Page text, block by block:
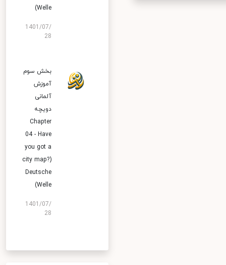
Welle)
1401/07/
28
بخش سوم
آموزش
آلمانی
دویچه
Chapter
04 - Have
you got a
city map?)
Deutsche
Welle)
1401/07/
28